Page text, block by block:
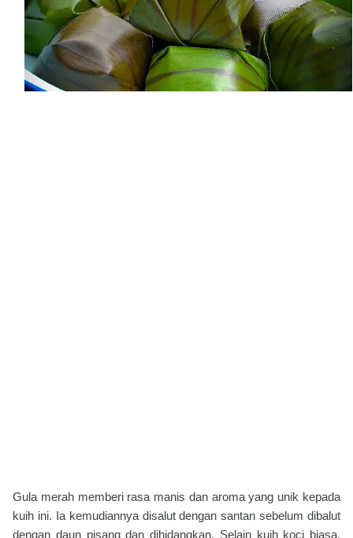
Gula merah memberi rasa manis dan aroma yang unik kepada
kuih ini. Ia kemudiannya disalut dengan santan sebelum dibalut
dengan daun pisang dan dihidangkan. Selain kuih koci biasa,